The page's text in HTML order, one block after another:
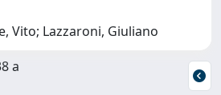
Vito; Lazzaroni, Giuliano
a